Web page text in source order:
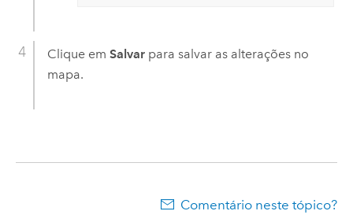
Clique em Salvarpara salvar as alterações no
mapa.
Comentário neste tópico?